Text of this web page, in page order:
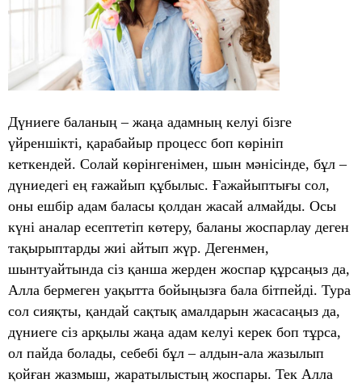
Дүниеге баланың – жаңа адамның келуі бізге
үйреншікті, қарабайыр процесc боп көрініп
кеткендей. Солай көрінгенімен, шын мәнісінде, бұл –
дүниедегі ең ғажайып құбылыс. Ғажайыптығы сол,
оны ешбір адам баласы қолдан жасай алмайды. Осы
күні аналар есептетіп көтеру, баланы жоспарлау деген
тақырыптарды жиі айтып жүр. Дегенмен,
шынтуайтында сіз қанша жерден жоспар құрсаңыз да,
Алла бермеген уақытта бойыңызға бала бітпейді. Тура
сол сияқты, қандай сақтық амалдарын жасасаңыз да,
дүниеге сіз арқылы жаңа адам келуі керек боп тұрса,
ол пайда болады, себебі бұл – алдын-ала жазылып
қойған жазмыш, жаратылыстың жоспары. Тек Алла